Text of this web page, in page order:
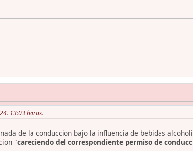
13:03 horas.
de la conduccion bajo la influencia de bebidas
"careciendo del correspondiente permiso de